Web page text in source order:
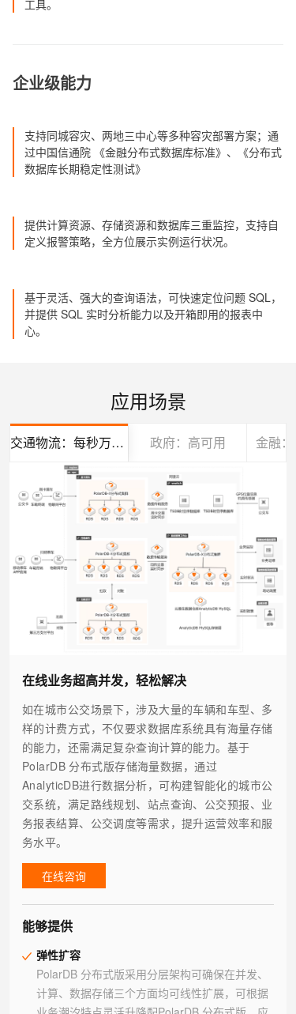
工具。
企业级能力
支持同城容灾、两地三中心等多种容灾部署方案；通
过中国信通院 《金融分布式数据库标准》、《分布式
数据库长期稳定性测试》
提供计算资源、存储资源和数据库三重监控，支持自
定义报警策略，全方位展示实例运行状况。
基于灵活、强大的查询语法，可快速定位问题 SQL，
并提供 SQL 实时分析能力以及开箱即用的报表中
心。
应用场景
交通物流：每秒万级并发 政府：高可用 金融
在线业务超高并发，轻松解决
如在城市公交场景下，涉及大量的车辆和车型、多
样的计费方式，不仅要求数据库系统具有海量存储
的能力，还需满足复杂查询计算的能力。基于
PolarDB 分布式版存储海量数据，通过
AnalyticDB进行数据分析，可构建智能化的城市公
交系统，满足路线规划、站点查询、公交预报、业
务报表结算、公交调度等需求，提升运营效率和服
务水平。
在线咨询
能够提供
弹性扩容
PolarDB 分布式版采用分层架构可确保在并发、
计算、数据存储三个方面均可线性扩展，可根据